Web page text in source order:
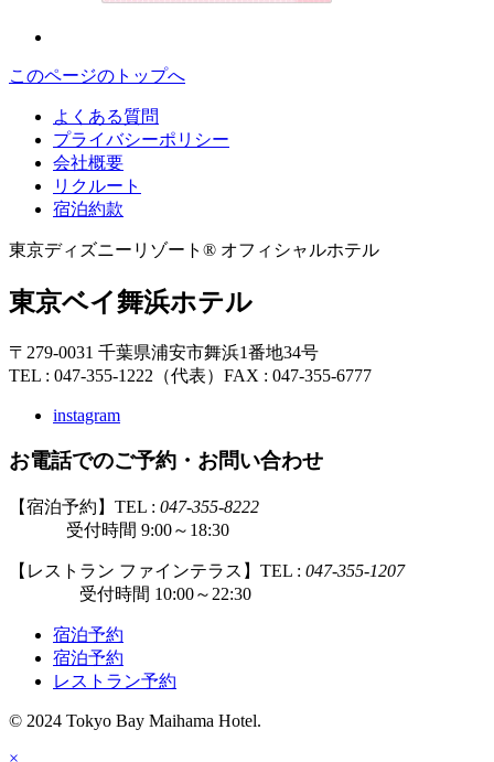
このページのトップへ
よくある質問
プライバシーポリシー
会社概要
リクルート
宿泊約款
東京ディズニーリゾート® オフィシャルホテル
東京ベイ舞浜ホテル
〒279-0031 千葉県浦安市舞浜1番地34号
TEL : 047-355-1222（代表） FAX : 047-355-6777
instagram
お電話でのご予約・お問い合わせ
【宿泊予約】TEL : 047-355-8222
受付時間 9:00～18:30
【レストラン ファインテラス】TEL : 047-355-1207
受付時間 10:00～22:30
宿泊予約
宿泊予約
レストラン予約
© 2024 Tokyo Bay Maihama Hotel.
×